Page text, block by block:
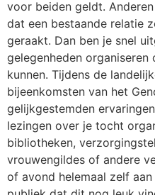
voor beiden geldt.
dat een bestaande relatie
geraakt. Dan ben je snel
gelegenheden
kunnen. Tijdens de
bijeenkomsten van het
gelijkgestemden
lezingen over je tocht
bibliotheken,
vrouwengildes of andere
of avond helemaal zelf